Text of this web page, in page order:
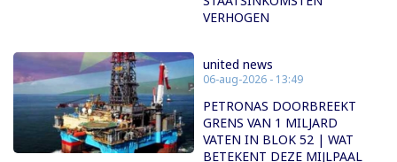
VERHOGEN
united news
06-aug-2026 - 13:49
PETRONAS DOORBREEKT
GRENS VAN 1 MILJARD
VATEN IN BLOK 52 | WAT
BETEKENT DEZE MIJLPAAL